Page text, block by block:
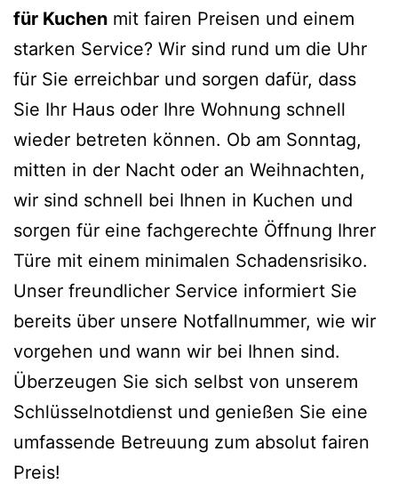
für Kuchen mit fairen Preisen und einem
starken Service? Wir sind rund um die Uhr
für Sie erreichbar und sorgen dafür, dass
Sie Ihr Haus oder Ihre Wohnung schnell
wieder betreten können. Ob am Sonntag,
mitten in der Nacht oder an Weihnachten,
wir sind schnell bei Ihnen in Kuchen und
sorgen für eine fachgerechte Öffnung Ihrer
Türe mit einem minimalen Schadensrisiko.
Unser freundlicher Service informiert Sie
bereits über unsere Notfallnummer, wie wir
vorgehen und wann wir bei Ihnen sind.
Überzeugen Sie sich selbst von unserem
Schlüsselnotdienst und genießen Sie eine
umfassende Betreuung zum absolut fairen
Preis!